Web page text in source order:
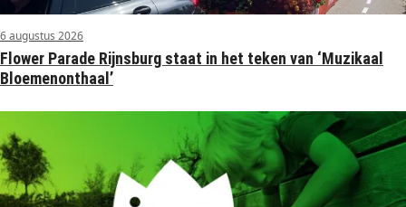
6 augustus 2026
Flower Parade Rijnsburg staat in het teken van ‘Muzikaal
Bloemenonthaal’